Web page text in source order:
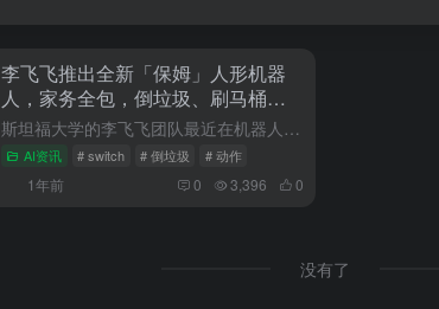
李飞飞推出全新「保姆」人形机器
人，家务全包，倒垃圾、刷马桶一
应俱全
斯坦福大学的李飞飞团队最近在机器人技术领域取得了显著进展，他们提出了一种名为“行为机器人套件”（BRS）的综合框架，旨在使机器人能够更自主、更可靠地执行日常家务任务。这一突破性研究不仅展示了机器人在家...
AI资讯 # switch # 倒垃圾 # 动作
1年前 0 3,396 0
没有了